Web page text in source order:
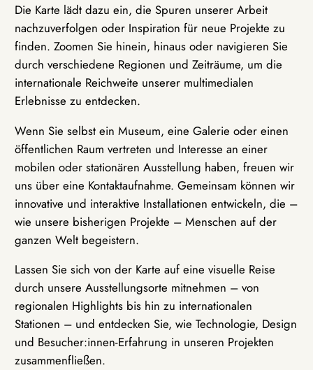
Die Karte lädt dazu ein, die Spuren unserer Arbeit
nachzuverfolgen oder Inspiration für neue Projekte zu
finden. Zoomen Sie hinein, hinaus oder navigieren Sie
durch verschiedene Regionen und Zeiträume, um die
internationale Reichweite unserer multimedialen
Erlebnisse zu entdecken.
Wenn Sie selbst ein Museum, eine Galerie oder einen
öffentlichen Raum vertreten und Interesse an einer
mobilen oder stationären Ausstellung haben, freuen wir
uns über eine Kontaktaufnahme. Gemeinsam können wir
innovative und interaktive Installationen entwickeln, die –
wie unsere bisherigen Projekte – Menschen auf der
ganzen Welt begeistern.
Lassen Sie sich von der Karte auf eine visuelle Reise
durch unsere Ausstellungsorte mitnehmen – von
regionalen Highlights bis hin zu internationalen
Stationen – und entdecken Sie, wie Technologie, Design
und Besucher:innen-Erfahrung in unseren Projekten
zusammenfließen.